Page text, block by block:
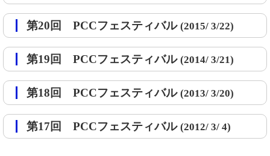
第20回 PCCフェスティバル (2015/ 3/22)
第19回 PCCフェスティバル (2014/ 3/21)
第18回 PCCフェスティバル (2013/ 3/20)
第17回 PCCフェスティバル (2012/ 3/ 4)